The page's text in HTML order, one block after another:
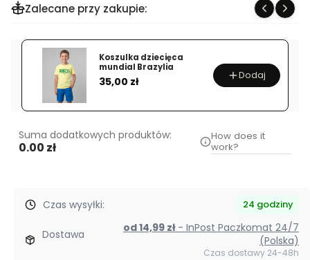
ERATO
Fifa
rozmiar
Zalecane przy zakupie:
Koszulka dziecięca
mundial Brazylia
Cena
35,00 zł Dodaj
Suma dodatkowych produktów:
0.00 zł
How does it
work?
Czas wysyłki: 24 godziny
Dostawa od 14,99 zł - InPost Paczkomat 24/7
(Polska)
Czas dostawy 24-48h